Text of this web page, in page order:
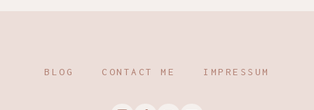
BLOG CONTACT ME IMPRESSUM